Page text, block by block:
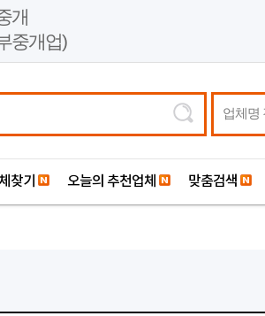
개
중개업)
업체명
찾기 오늘의 추천업체 맞춤검색